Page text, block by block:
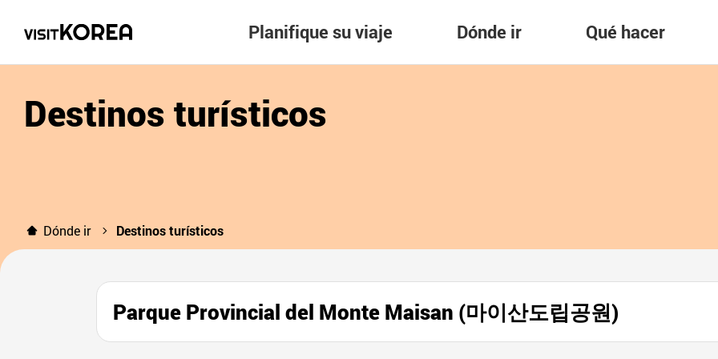
Planifique su viaje Dónde ir Qué hacer
Destinos turísticos
Dónde ir Destinos turísticos
Parque Provincial del Monte Maisan (마이산도립공원)